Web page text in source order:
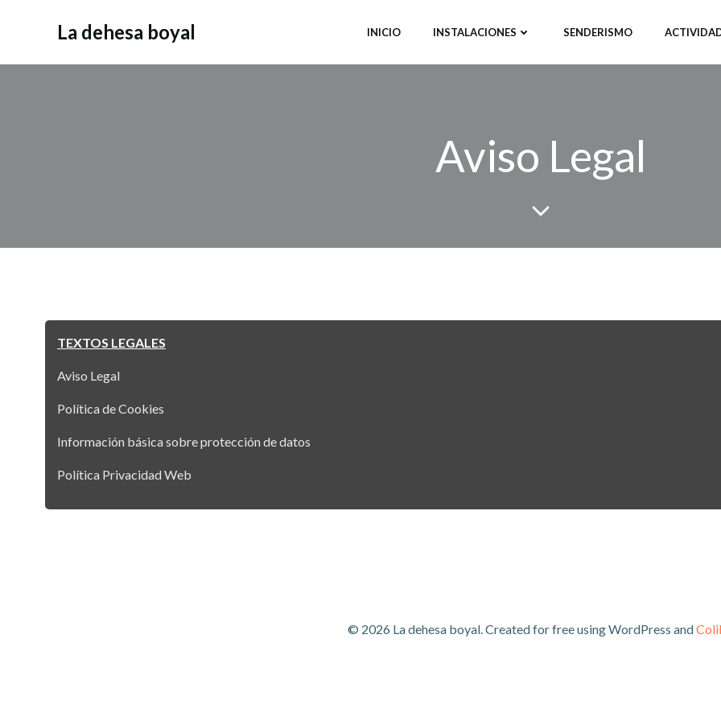
La dehesa boyal INICIO INSTALACIONES SENDERISMO
Aviso Legal
TEXTOS LEGALES
Aviso Legal
Política de Cookies
Información básica sobre protección de datos
Política Privacidad Web
© 2026 La dehesa boyal. Created for free using WordPress and